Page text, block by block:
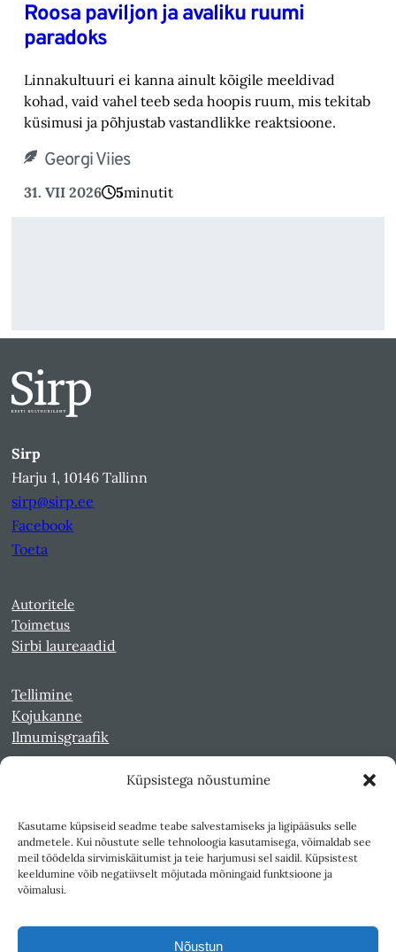
Küpsistega nõustumine
Kasutame küpsiseid seadme teabe salvestamiseks ja ligipääsuks selle
andmetele. Kui nõustute selle tehnoloogia kasutamisega, võimaldab see
meil töödelda sirvimiskäitumist ja teie harjumusi sel saidil. Küpsistest
keeldumine võib negatiivselt mõjutada mõningaid funktsioone ja
võimalusi.
Nõustun
Roosa paviljon ja avaliku ruumi
paradoks
Linnakultuuri ei kanna ainult kõigile meeldivad
kohad, vaid vahel teeb seda hoopis ruum, mis tekitab
küsimusi ja põhjustab vastandlikke reaktsioone.
Georgi Viies
31. VII 2026 5minutit
Sirp
Harju 1, 10146 Tallinn
sirp@sirp.ee
Facebook
Toeta
Autoritele
Toimetus
Sirbi laureaadid
Tellimine
Kojukanne
Ilmumisgraafik
Kultuurileht 1994-1997
Reede 1989-1990
Sirp ja Vasar 1940-1989